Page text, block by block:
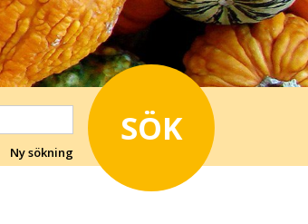
SÖK
Ny sökning